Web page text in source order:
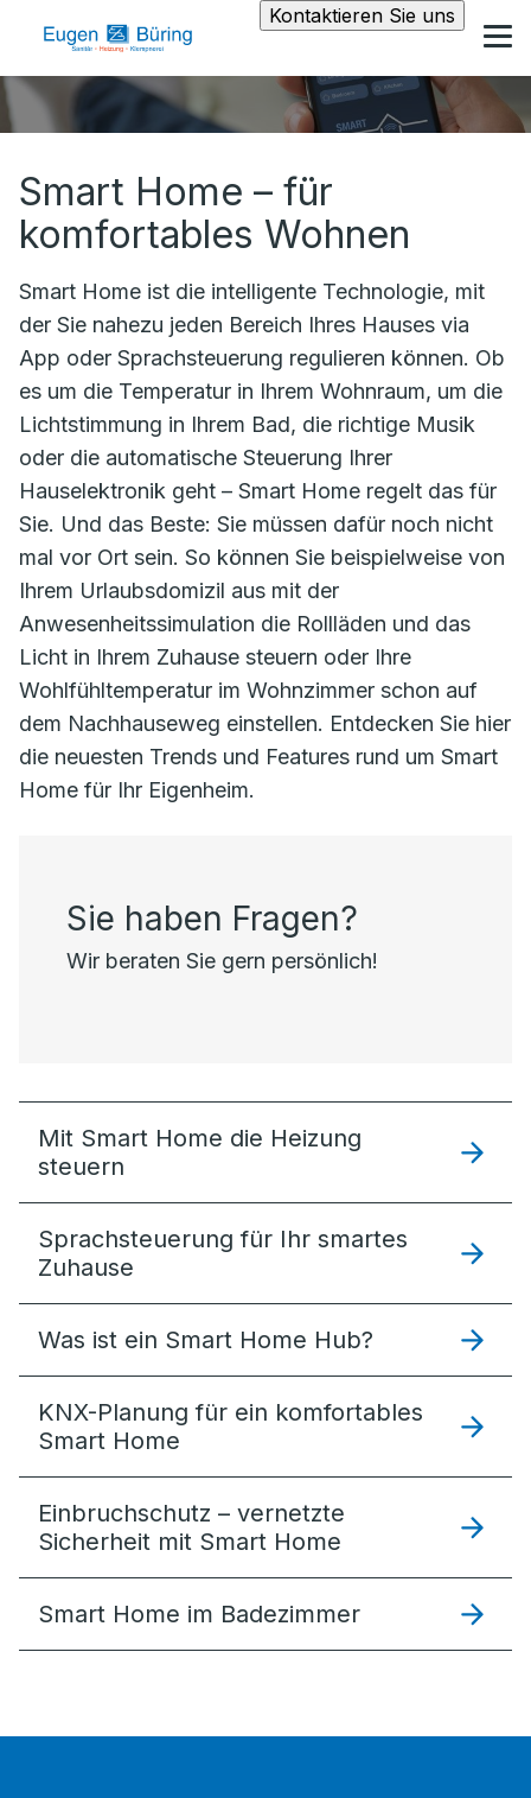
Kontaktieren Sie uns
Smart Home – für
komfortables Wohnen
Smart Home ist die intelligente Technologie, mit
der Sie nahezu jeden Bereich Ihres Hauses via
App oder Sprachsteuerung regulieren können. Ob
es um die Temperatur in Ihrem Wohnraum, um die
Lichtstimmung in Ihrem Bad, die richtige Musik
oder die automatische Steuerung Ihrer
Hauselektronik geht – Smart Home regelt das für
Sie. Und das Beste: Sie müssen dafür noch nicht
mal vor Ort sein. So können Sie beispielweise von
Ihrem Urlaubsdomizil aus mit der
Anwesenheitssimulation die Rollläden und das
Licht in Ihrem Zuhause steuern oder Ihre
Wohlfühltemperatur im Wohnzimmer schon auf
dem Nachhauseweg einstellen. Entdecken Sie hier
die neuesten Trends und Features rund um Smart
Home für Ihr Eigenheim.
Sie haben Fragen?
Wir beraten Sie gern persönlich!
Mit Smart Home die Heizung
steuern
Sprachsteuerung für Ihr smartes
Zuhause
Was ist ein Smart Home Hub?
KNX-Planung für ein komfortables
Smart Home
Einbruchschutz – vernetzte
Sicherheit mit Smart Home
Smart Home im Badezimmer